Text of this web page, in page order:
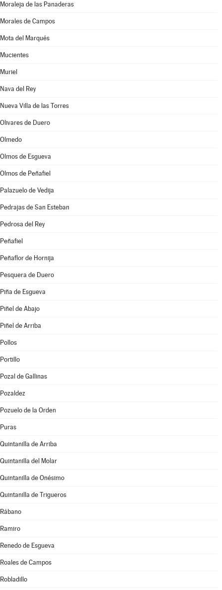
Moraleja de las Panaderas
Morales de Campos
Mota del Marqués
Mucientes
Muriel
Nava del Rey
Nueva Villa de las Torres
Olivares de Duero
Olmedo
Olmos de Esgueva
Olmos de Peñafiel
Palazuelo de Vedija
Pedrajas de San Esteban
Pedrosa del Rey
Peñafiel
Peñaflor de Hornija
Pesquera de Duero
Piña de Esgueva
Piñel de Abajo
Piñel de Arriba
Pollos
Portillo
Pozal de Gallinas
Pozaldez
Pozuelo de la Orden
Puras
Quintanilla de Arriba
Quintanilla del Molar
Quintanilla de Onésimo
Quintanilla de Trigueros
Rábano
Ramiro
Renedo de Esgueva
Roales de Campos
Robladillo